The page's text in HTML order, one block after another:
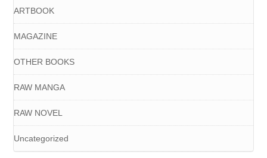
ARTBOOK
MAGAZINE
OTHER BOOKS
RAW MANGA
RAW NOVEL
Uncategorized